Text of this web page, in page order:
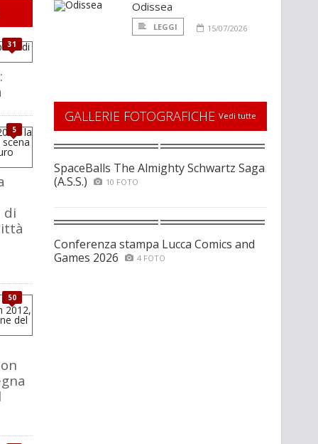
31
5
di
50
Odissea
LEGGI 15/07/2026
GALLERIE FOTOGRAFICHE Vedi tutte
SpaceBalls The Almighty Schwartz Saga
(A.S.S.)
10 FOTO
Conferenza stampa Lucca Comics and
Games 2026
4 FOTO